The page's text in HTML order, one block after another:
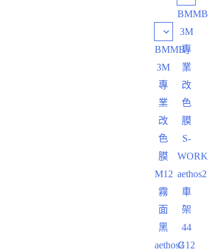
BMMB
3M
專
業
改
色
膜
M12
霧
面
黑
aethos2
BMMB
3M
專
業
改
色
膜
S-
aethos2
車
架
44
G12